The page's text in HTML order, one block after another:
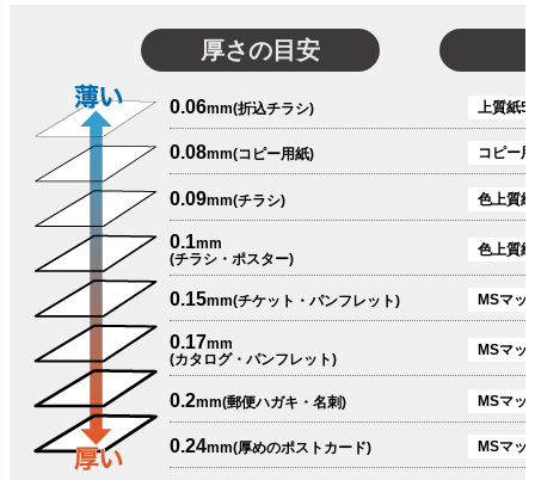
厚さの目安
0.06mm(折込チラシ) 上質紙
0.08mm(コピー用紙) コピー
0.09mm(チラシ) 色上質
0.1mm
(チラシ・ポスター)
色上質
0.15mm(チケット・パンフレット) MSマッ
0.17mm
(カタログ・パンフレット)
MSマッ
0.2mm(郵便ハガキ・名刺) MSマッ
0.24mm(厚めのポストカード) MSマッ